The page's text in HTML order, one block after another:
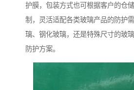
护膜，包装方式也可根据客户的仓
制，灵活适配各类玻璃产品的防护
璃、钢化玻璃，还是特殊尺寸的玻
防护方案。